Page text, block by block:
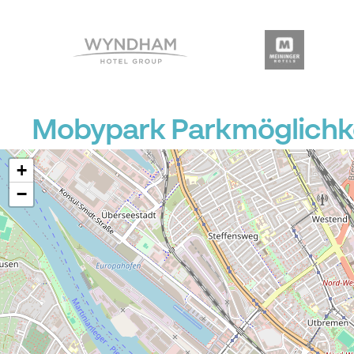
Mobypark
+
−